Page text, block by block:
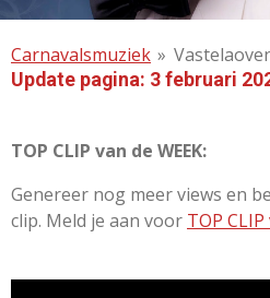
Carnavalsmuziek »
Update pagina: 3 februari
TOP CLIP van de WEEK:
Genereer nog meer views en
clip. Meld je aan voor TOP